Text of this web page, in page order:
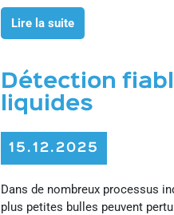
Lire la suite
Détection
liquides
15.12.2025
Dans de nombreux processus
plus petites bulles peuvent